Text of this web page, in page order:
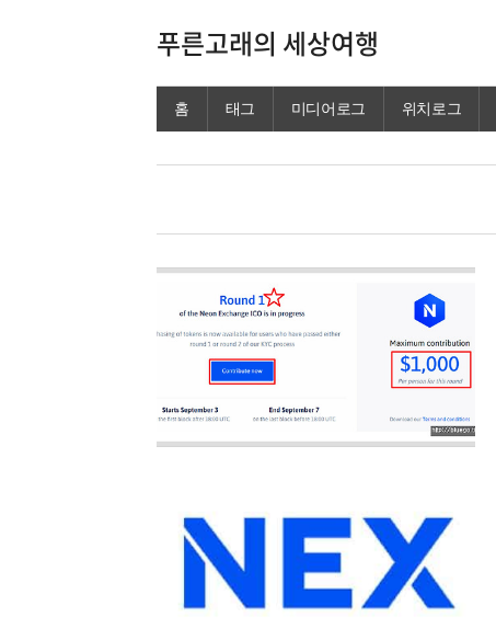
푸른고래의 세상여행
홈 태그 미디어로그 위치로그